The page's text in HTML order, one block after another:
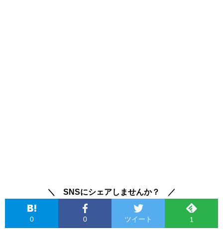
＼ SNSにシェアしませんか？ ／
0 0 ツイート 1